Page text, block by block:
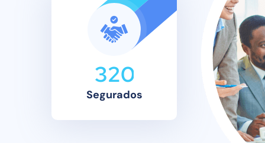
320
Segurados